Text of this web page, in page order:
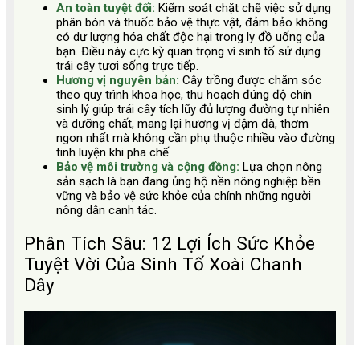
An toàn tuyệt đối: Kiểm soát chặt chẽ việc sử dụng
phân bón và thuốc bảo vệ thực vật, đảm bảo không
có dư lượng hóa chất độc hại trong ly đồ uống của
bạn. Điều này cực kỳ quan trọng vì sinh tố sử dụng
trái cây tươi sống trực tiếp.
Hương vị nguyên bản: Cây trồng được chăm sóc
theo quy trình khoa học, thu hoạch đúng độ chín
sinh lý giúp trái cây tích lũy đủ lượng đường tự nhiên
và dưỡng chất, mang lại hương vị đậm đà, thơm
ngon nhất mà không cần phụ thuộc nhiều vào đường
tinh luyện khi pha chế.
Bảo vệ môi trường và cộng đồng: Lựa chọn nông
sản sạch là bạn đang ủng hộ nền nông nghiệp bền
vững và bảo vệ sức khỏe của chính những người
nông dân canh tác.
Phân Tích Sâu: 12 Lợi Ích Sức Khỏe
Tuyệt Vời Của Sinh Tố Xoài Chanh
Dây